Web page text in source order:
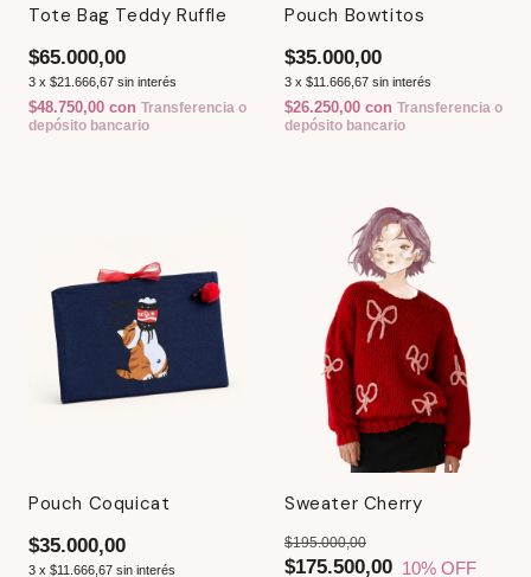
Tote Bag Teddy Ruffle
$65.000,00
3 x $21.666,67 sin interés
$48.750,00 con Transferencia o
depósito bancario
Pouch Bowtitos
$35.000,00
3 x $11.666,67 sin interés
$26.250,00 con Transferencia o
depósito bancario
Pouch Coquicat
$35.000,00
3 x $11.666,67 sin interés
Sweater Cherry
$175.500,00
$195.000,00
10% OFF